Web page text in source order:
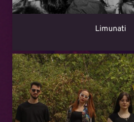
Limunati